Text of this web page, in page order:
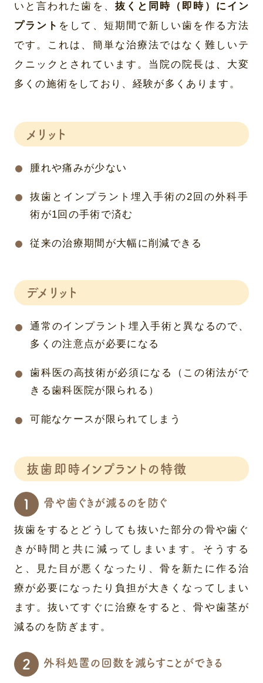
いと言われた歯を、 抜くと同時（即時）にイン
プラント をして、短期間で新しい歯を作る方法
です。これは、簡単な治療法ではなく難しいテ
クニックとされています。当院の院長は、大変
多くの施術をしており、経験が多くあります。
メリット
腫れや痛みが少ない
抜歯とインプラント埋入手術の2回の外科手
術が1回の手術で済む
従来の治療期間が大幅に削減できる
デメリット
通常のインプラント埋入手術と異なるので、
多くの注意点が必要になる
歯科医の高技術が必須になる（この術法がで
きる歯科医院が限られる）
可能なケースが限られてしまう
抜歯即時インプラントの特徴
骨や歯ぐきが減るのを防ぐ
抜歯をするとどうしても抜いた部分の骨や歯ぐ
きが時間と共に減ってしまいます。そうする
と、見た目が悪くなったり、骨を新たに作る治
療が必要になったり負担が大きくなってしまい
ます。抜いてすぐに治療をすると、骨や歯茎が
減るのを防ぎます。
外科処置の回数を減らすことができる